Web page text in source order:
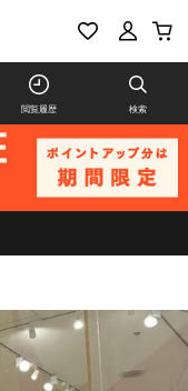
閲覧履歴 検索